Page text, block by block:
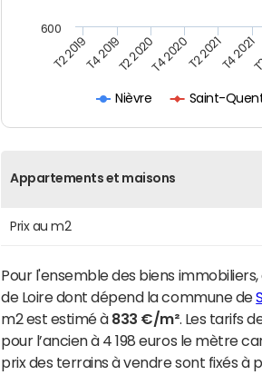
Nièvre Saint-
T2 2019T4 2019T2 2020T4 2020T2 2021T4 2021
600
Appartements et maisons
Prix au m2
Pour l'ensemble des biens
de Loire dont dépend la commune de
m2 est estimé à 833 €/m². Les tarifs
pour l’ancien à 4 198 euros le mètre
prix des terrains à vendre sont fixés à